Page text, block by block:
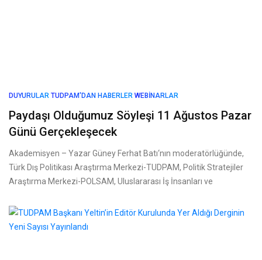
DUYURULAR TUDPAM'DAN HABERLER WEBINARLAR
Paydaşı Olduğumuz Söyleşi 11 Ağustos Pazar
Günü Gerçekleşecek
Akademisyen – Yazar Güney Ferhat Batı‘nın moderatörlüğünde,
Türk Dış Politikası Araştırma Merkezi-TUDPAM, Politik Stratejiler
Araştırma Merkezi-POLSAM, Uluslararası İş İnsanları ve